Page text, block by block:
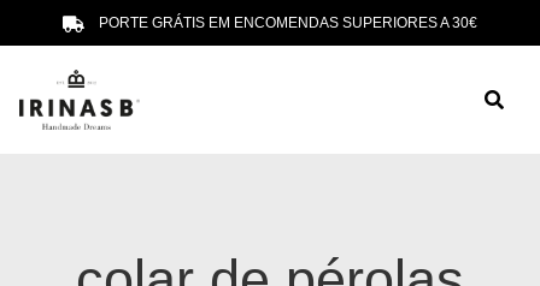
PORTE GRÁTIS EM ENCOMENDAS SUPERIORES A 30€